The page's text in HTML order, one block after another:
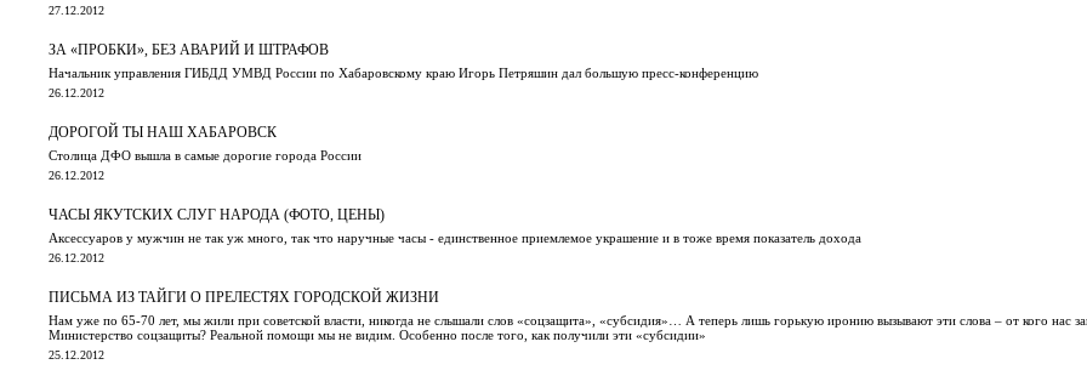
27.12.2012
ЗА «ПРОБКИ», БЕЗ АВАРИЙ И ШТРАФОВ
Начальник управления ГИБДД УМВД России по Хабаровскому краю Игорь Петряшин дал большую пресс-конференцию
26.12.2012
ДОРОГОЙ ТЫ НАШ ХАБАРОВСК
Столица ДФО вышла в самые дорогие города России
26.12.2012
ЧАСЫ ЯКУТСКИХ СЛУГ НАРОДА (ФОТО, ЦЕНЫ)
Аксессуаров у мужчин не так уж много, так что наручные часы - единственное приемлемое украшение и в тоже время показатель дохода
26.12.2012
ПИСЬМА ИЗ ТАЙГИ О ПРЕЛЕСТЯХ ГОРОДСКОЙ ЖИЗНИ
Нам уже по 65-70 лет, мы жили при советской власти, никогда не слышали слов «соцзащита», «субсидия»… А теперь лишь горькую иронию вызывают эти слова – от кого нас
Министерство соцзащиты? Реальной помощи мы не видим. Особенно после того, как получили эти «субсидии»
25.12.2012